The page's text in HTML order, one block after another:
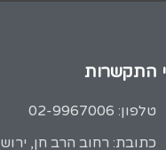
התקשרות
טלפון: 02-9967006
כתובת: רחוב הרב חן,